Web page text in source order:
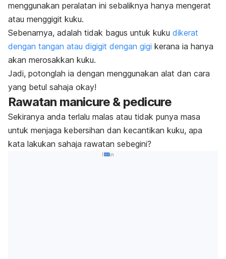
menggunakan peralatan ini sebaliknya hanya mengerat
atau menggigit kuku.
Sebenarnya, adalah tidak bagus untuk kuku dikerat
dengan tangan atau digigit dengan gigi kerana ia hanya
akan merosakkan kuku.
Jadi, potonglah ia dengan menggunakan alat dan cara
yang betul sahaja okay!
Rawatan manicure & pedicure
Sekiranya anda terlalu malas atau tidak punya masa
untuk menjaga kebersihan dan kecantikan kuku, apa
kata lakukan sahaja rawatan sebegini?
Iklan